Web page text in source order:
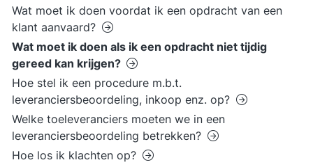
Wat moet ik doen voordat ik een opdracht van een
klant aanvaard?
Wat moet ik doen als ik een opdracht niet tijdig
gereed kan krijgen?
Hoe stel ik een procedure m.b.t.
leveranciersbeoordeling, inkoop enz. op?
Welke toeleveranciers moeten we in een
leveranciersbeoordeling betrekken?
Hoe los ik klachten op?